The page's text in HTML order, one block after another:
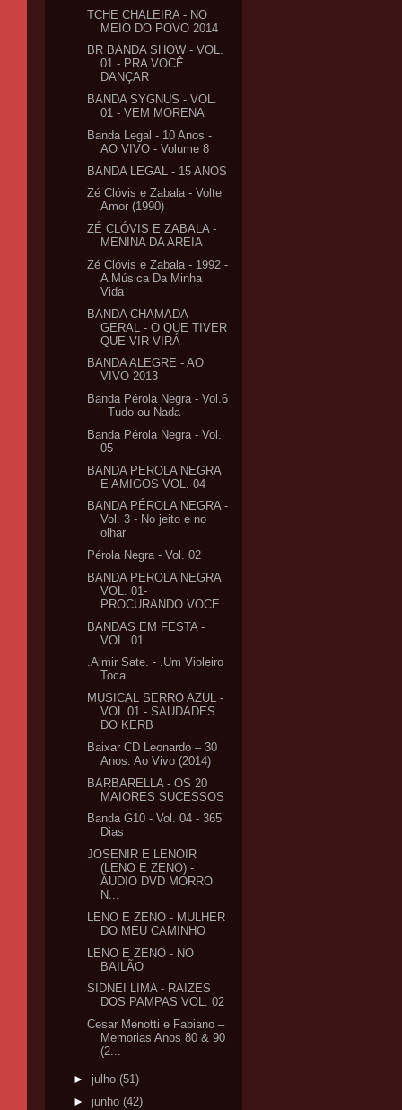
TCHE CHALEIRA - NO
MEIO DO POVO 2014
BR BANDA SHOW - VOL.
01 - PRA VOCÊ
DANÇAR
BANDA SYGNUS - VOL.
01 - VEM MORENA
Banda Legal - 10 Anos -
AO VIVO - Volume 8
BANDA LEGAL - 15 ANOS
Zé Clóvis e Zabala - Volte
Amor (1990)
ZÉ CLÓVIS E ZABALA -
MENINA DA AREIA
Zé Clóvis e Zabala - 1992 -
A Música Da Minha
Vida
BANDA CHAMADA
GERAL - O QUE TIVER
QUE VIR VIRÁ
BANDA ALEGRE - AO
VIVO 2013
Banda Pérola Negra - Vol.6
- Tudo ou Nada
Banda Pérola Negra - Vol.
05
BANDA PEROLA NEGRA
E AMIGOS VOL. 04
BANDA PÉROLA NEGRA -
Vol. 3 - No jeito e no
olhar
Pérola Negra - Vol. 02
BANDA PEROLA NEGRA
VOL. 01-
PROCURANDO VOCE
BANDAS EM FESTA -
VOL. 01
.Almir Sate. - .Um Violeiro
Toca.
MUSICAL SERRO AZUL -
VOL 01 - SAUDADES
DO KERB
Baixar CD Leonardo – 30
Anos: Ao Vivo (2014)
BARBARELLA - OS 20
MAIORES SUCESSOS
Banda G10 - Vol. 04 - 365
Dias
JOSENIR E LENOIR
(LENO E ZENO) -
ÁUDIO DVD MORRO
N...
LENO E ZENO - MULHER
DO MEU CAMINHO
LENO E ZENO - NO
BAILÃO
SIDNEI LIMA - RAIZES
DOS PAMPAS VOL. 02
Cesar Menotti e Fabiano –
Memorias Anos 80 & 90
(2...
► julho (51)
► junho (42)